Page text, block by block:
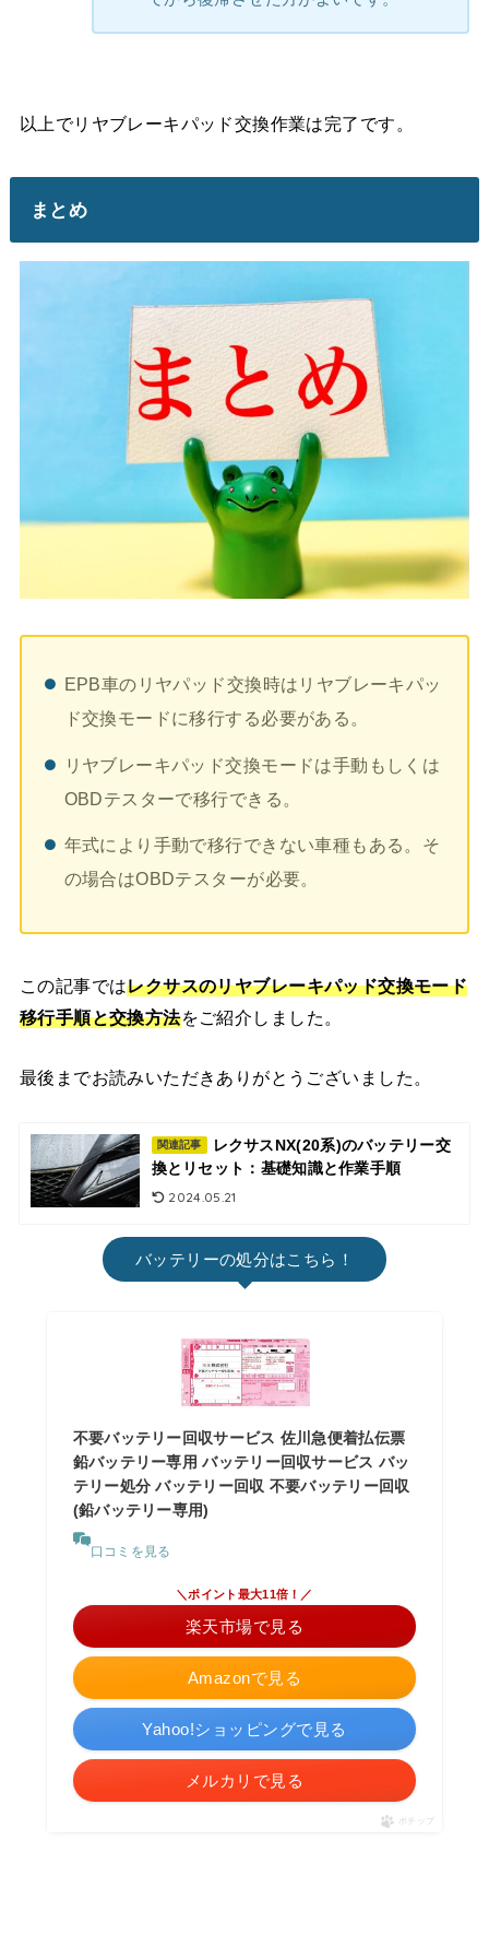
以上でリヤブレーキパッド交換作業は完了です。
まとめ
EPB車のリヤパッド交換時はリヤブレーキパッ
ド交換モードに移行する必要がある。
リヤブレーキパッド交換モードは手動もしくは
OBDテスターで移行できる。
年式により手動で移行できない車種もある。そ
の場合はOBDテスターが必要。
この記事ではレクサスのリヤブレーキパッド交換モード
移行手順と交換方法をご紹介しました。
最後までお読みいただきありがとうございました。
関連記事
レクサスNX(20系)のバッテリー交
換とリセット：基礎知識と作業手順
2024.05.21
バッテリーの処分はこちら！
不要バッテリー回収サービス 佐川急便着払伝票
鉛バッテリー専用 バッテリー回収サービス バッ
テリー処分 バッテリー回収 不要バッテリー回収
(鉛バッテリー専用)
口コミを見る
Amazonで見る
＼ポイント最大11倍！／
楽天市場で見る
Yahoo!ショッピングで見る
メルカリで見る
ポチップ